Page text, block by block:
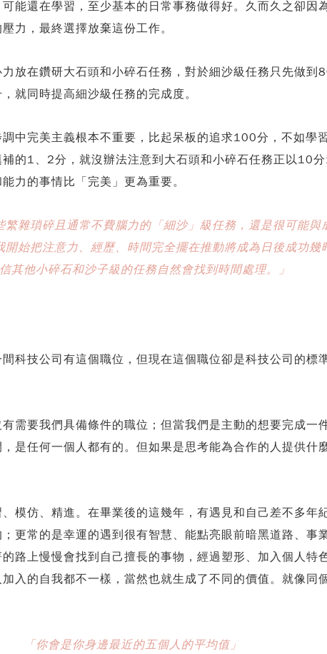
能還在學習，至少基本的日常事務做得好。久而久之卻因
力，最終選擇放棄這份工作。
放在鑽研大石頭和小碎石任務，對於細沙級任務只先做
就同時提高細沙級任務的完成度。
中完美主義根本不重要，比起呆板的追求100分，不如學
的1、2分，就沒辦法注意到大石頭和小碎石任務正以10
力的事情比「完美」更為重要。
繁雜瑣碎且通常不費腦力的「細沙」級任務，還是很可能與
始把注意力、經歷、時間完全擺在推動將成為日後成功幾
其他小碎石和沙子級的任務自然會找到時間處理。」
科技公司有這個職位，但現在這個職位卻是科技公司的標
需要我們具備條件的職位；但當我們是主動的想要完成一
是任何一個人都有的。但如果是思考能為合作的人提供什
模仿、精進。在畢業後的這幾年，有遇見和自己差不多年
更常的是幸運的遇到很有智慧、能點亮眼前暗黑道路、事
路上慢慢會找到自己擅長的事物，經過塑形、加入個人特
入的自我都不一樣，當然也就生成了不同的價值。就像同
「你會是你身邊最近的五個人的平均值」